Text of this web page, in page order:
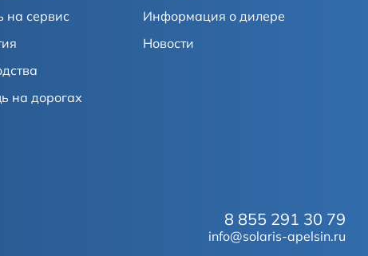
на сервис
на дорогах
Информация о дилере
Новости
8 855 291 30 79
info@solaris-apelsin.ru